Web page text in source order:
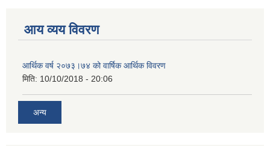
आय व्यय विवरण
आर्थिक वर्ष २०७३।७४ को वार्षिक आर्थिक विवरण
मिति: 10/10/2018 - 20:06
अन्य